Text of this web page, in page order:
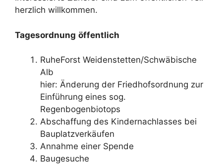
herzlich willkommen.
Tagesordnung öffentlich
RuheForst Weidenstetten/Schwäbische
Alb
hier: Änderung der Friedhofsordnung zur
Einführung eines sog.
Regenbogenbiotops
Abschaffung des Kindernachlasses bei
Bauplatzverkäufen
Annahme einer Spende
Baugesuche